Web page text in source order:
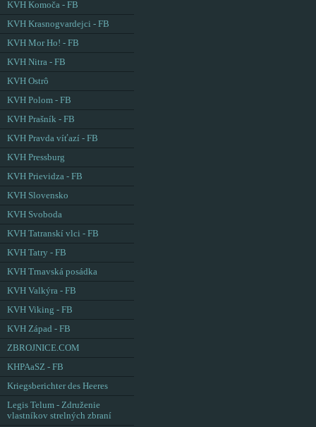
KVH Komoča - FB
KVH Krasnogvardejci - FB
KVH Mor Ho! - FB
KVH Nitra - FB
KVH Ostrô
KVH Polom - FB
KVH Prašník - FB
KVH Pravda víťazí - FB
KVH Pressburg
KVH Prievidza - FB
KVH Slovensko
KVH Svoboda
KVH Tatranskí vlci - FB
KVH Tatry - FB
KVH Trnavská posádka
KVH Valkýra - FB
KVH Viking - FB
KVH Západ - FB
ZBROJNICE.COM
KHPAaSZ - FB
Kriegsberichter des Heeres
Legis Telum - Združenie
vlastníkov strelných zbraní